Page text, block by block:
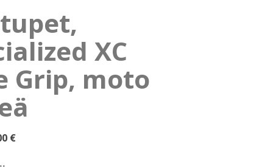
XC
Grip, moto
€Nykyinen